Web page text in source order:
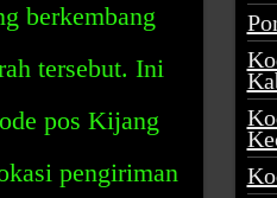
berkembang
tersebut. Ini
pos Kijang
pengiriman